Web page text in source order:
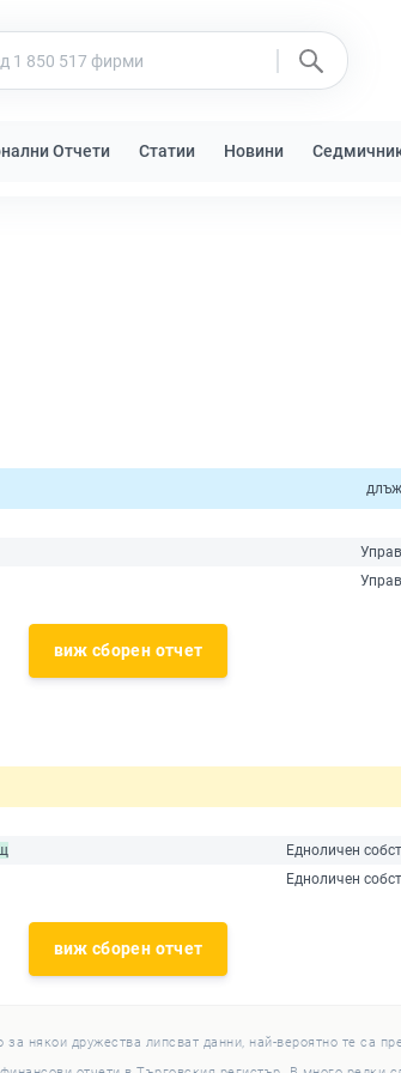
Отчети Статии Новини
виж сборен отчет
Едноличен
Едноличен
виж сборен отчет
за някои дружества липсват данни, най-вероятно те са